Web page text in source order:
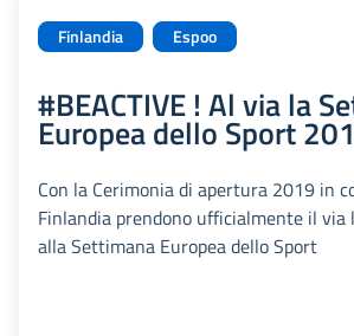
Finlandia Espoo
#BEACTIVE ! Al via la
Europea dello Sport
Con la Cerimonia di apertura 2019 in
Finlandia prendono ufficialmente il
alla Settimana Europea dello Sport